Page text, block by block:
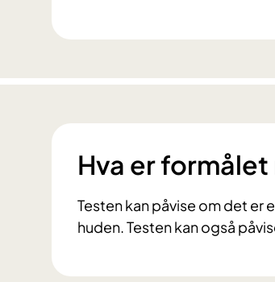
Hva er
Testen kan påvise om det er
huden. Testen kan også